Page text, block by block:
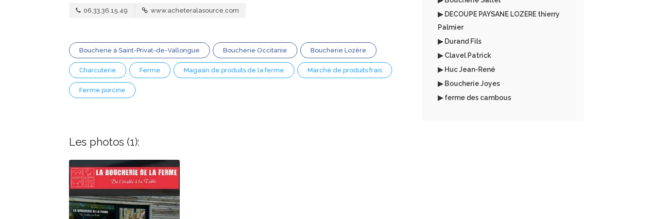
06.33.36.15.49 www.acheteralasource.com
Boucherie à Saint-Privat-de-Vallongue Boucherie Occitanie Boucherie Lozère
Charcuterie Ferme Magasin de produits de la ferme Marché de produits frais
Ferme porcine
Les photos (1):
▶ DECOUPE PAYSANE LOZERE thierry
Palmier
▶ Durand Fils
▶ Clavel Patrick
▶ Huc Jean-René
▶ Boucherie Joyes
▶ ferme des cambous